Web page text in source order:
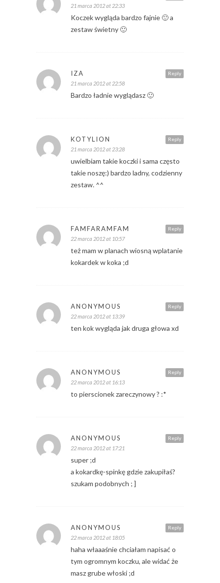
21 marca 2012 at 22:33
Koczek wygląda bardzo fajnie 🙂 a
zestaw świetny 🙂
Reply
IZA
21 marca 2012 at 22:58
Bardzo ładnie wyglądasz 🙂
Reply
KOTYLION
21 marca 2012 at 23:28
uwielbiam takie koczki i sama często
takie noszę:) bardzo ladny, codzienny
zestaw. ^^
Reply
FAMFARAMFAM
22 marca 2012 at 10:57
też mam w planach wiosną wplatanie
kokardek w koka ;d
Reply
ANONYMOUS
22 marca 2012 at 13:39
ten kok wygląda jak druga głowa xd
Reply
ANONYMOUS
22 marca 2012 at 16:13
to pierscionek zareczynowy ? :*
Reply
ANONYMOUS
22 marca 2012 at 17:21
super ;d
a kokardkę-spinkę gdzie zakupiłaś?
szukam podobnych ; ]
Reply
ANONYMOUS
22 marca 2012 at 18:05
haha właaaśnie chciałam napisać o
tym ogromnym koczku, ale widać że
masz grube włoski ;d